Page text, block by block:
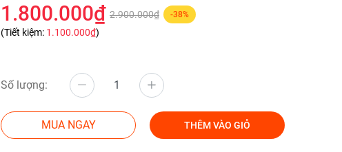
1.800.000₫ 2.900.000₫ -38%
(Tiết kiệm: 1.100.000₫)
Số lượng:
MUA NGAY THÊM VÀO GIỎ